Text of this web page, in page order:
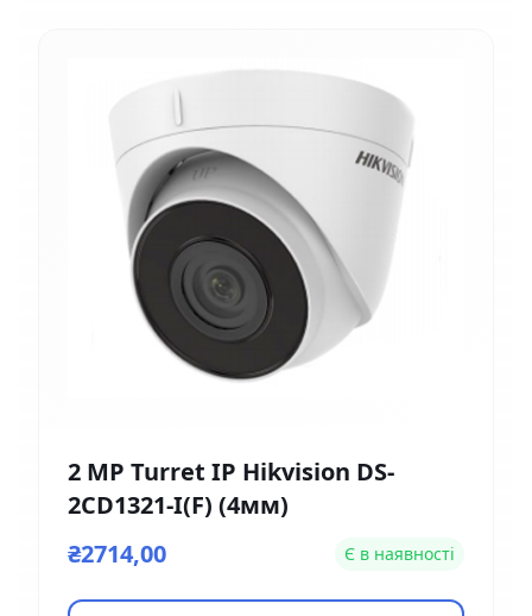
2 MP Turret IP Hikvision DS-
2CD1321-I(F) (4мм)
₴2714,00
Є в наявності